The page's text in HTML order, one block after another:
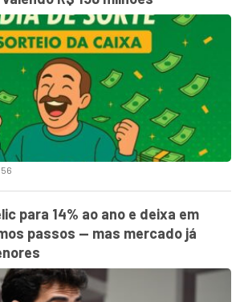
para 14% ao ano e deixa em
passos — mas mercado já